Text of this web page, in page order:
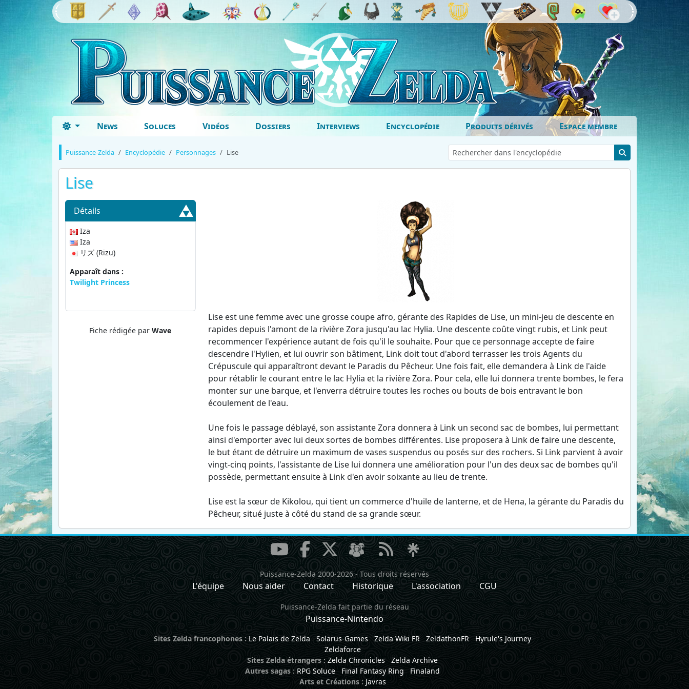
News Soluces Vidéos Dossiers Interviews Encyclopédie Produits dérivés Espace membre
Puissance-Zelda Encyclopédie Personnages Lise
Lise
Détails
Iza
Iza
リズ (Rizu)
Apparaît dans :
Twilight Princess
Fiche rédigée parWave
Lise est une femme avec une grosse coupe afro, gérante des Rapides de Lise, un mini-jeu de descente en
rapides depuis l'amont de la rivière Zora jusqu'au lac Hylia. Une descente coûte vingt rubis, et Link peut
recommencer l'expérience autant de fois qu'il le souhaite. Pour que ce personnage accepte de faire
descendre l'Hylien, et lui ouvrir son bâtiment, Link doit tout d'abord terrasser les trois Agents du
Crépuscule qui apparaîtront devant le Paradis du Pêcheur. Une fois fait, elle demandera à Link de l'aide
pour rétablir le courant entre le lac Hylia et la rivière Zora. Pour cela, elle lui donnera trente bombes, le fera
monter sur une barque, et l'enverra détruire toutes les roches ou bouts de bois entravant le bon
écoulement de l'eau.
Une fois le passage déblayé, son assistante Zora donnera à Link un second sac de bombes, lui permettant
ainsi d'emporter avec lui deux sortes de bombes différentes. Lise proposera à Link de faire une descente,
le but étant de détruire un maximum de vases suspendus ou posés sur des rochers. Si Link parvient à avoir
vingt-cinq points, l'assistante de Lise lui donnera une amélioration pour l'un des deux sac de bombes qu'il
possède, permettant ensuite à Link d'en avoir soixante au lieu de trente.
Lise est la sœur de Kikolou, qui tient un commerce d'huile de lanterne, et de Hena, la gérante du Paradis du
Pêcheur, situé juste à côté du stand de sa grande sœur.
Puissance-Zelda 2000-2026- Tous droits réservés
L'équipe Nous aider Contact Historique L'association CGU
Puissance-Zelda fait partie du réseau
Puissance-Nintendo
Sites Zelda francophones : Le Palais de Zelda Solarus-Games Zelda Wiki FR ZeldathonFR
Hyrule's Journey
Zeldaforce
Sites Zelda étrangers : Zelda Chronicles
Zelda Archive
Autres sagas : RPG Soluce Final Fantasy Ring
Finaland
Arts et Créations : Javras